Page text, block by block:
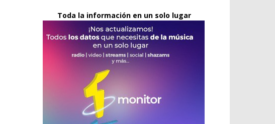
Toda la información en un solo lugar